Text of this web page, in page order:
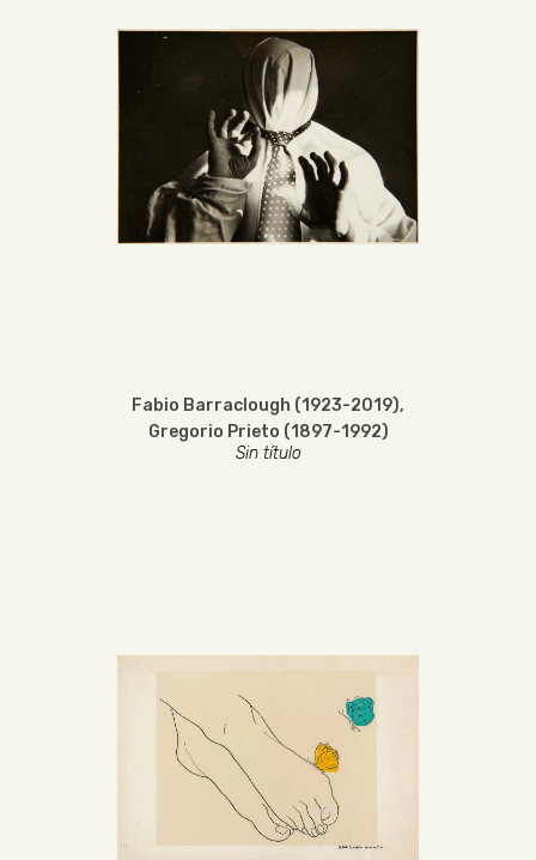
Fabio Barraclough (1923-2019),
Gregorio Prieto (1897-1992)
Sin título